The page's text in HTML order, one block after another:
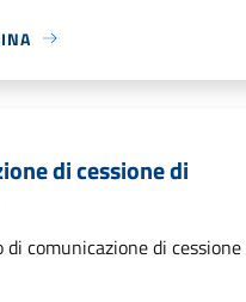
di cessione di
di comunicazione di cessione